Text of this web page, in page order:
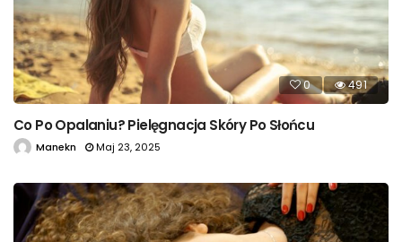
0 491
Co Po Opalaniu? Pielęgnacja Skóry Po Słońcu
Manekn Maj 23, 2025